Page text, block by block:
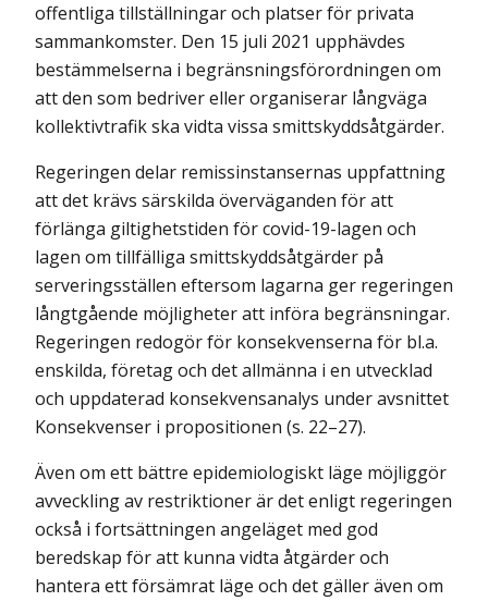
offentliga tillställningar och platser för privata
sammankomster. Den 15 juli 2021 upphävdes
bestämmelserna i begränsnings­förordningen om
att den som bedriver eller organiserar långväga
kollektivtrafik ska vidta vissa smittskyddsåtgärder.
Regeringen delar remissinstansernas uppfattning
att det krävs särskilda överväganden för att
förlänga giltighetstiden för covid-19-lagen och
lagen om tillfälliga smittskyddsåtgärder på
serveringsställen eftersom lagarna ger regeringen
långtgående möjligheter att införa begränsningar.
Regeringen redogör för konsekvenserna för bl.a.
enskilda, företag och det allmänna i en utvecklad
och uppdaterad konsekvensanalys under avsnittet
Konsekvenser i propositionen (s. 22–27).
Även om ett bättre epidemiologiskt läge möjliggör
avveckling av restriktioner är det enligt regeringen
också i fortsättningen angeläget med god
beredskap för att kunna vidta åtgärder och
hantera ett försämrat läge och det gäller även om